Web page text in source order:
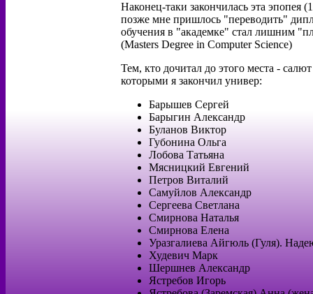
Наконец-таки закончилась эта эпопея
позже мне пришлось "переводить"
обучения в "академке" стал лишним
(Masters Degree in Computer Science)
Тем, кто дочитал до этого места -
которыми я закончил универ:
Барышев Сергей
Барыгин Александр
Буланов Виктор
Губонина Ольга
Лобова Татьяна
Мясницкий Евгений
Петров Виталий
Самуйлов Александр
Сергеева Светлана
Смирнова Наталья
Смирнова Елена
Уразгалиева Айгюль (Гуля).
Худевич Марк
Шершнев Александр
Ястребов Игорь